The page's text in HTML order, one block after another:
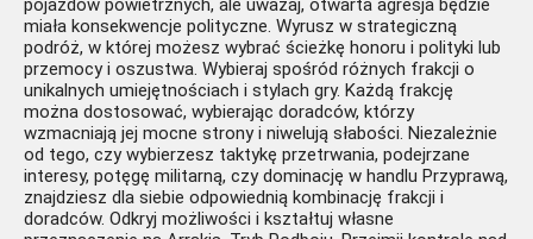
pojazdów powietrznych, ale uważaj, otwarta agresja będzie
miała konsekwencje polityczne. Wyrusz w strategiczną
podróż, w której możesz wybrać ścieżkę honoru i polityki lub
przemocy i oszustwa. Wybieraj spośród różnych frakcji o
unikalnych umiejętnościach i stylach gry. Każdą frakcję
można dostosować, wybierając doradców, którzy
wzmacniają jej mocne strony i niwelują słabości. Niezależnie
od tego, czy wybierzesz taktykę przetrwania, podejrzane
interesy, potęgę militarną, czy dominację w handlu Przyprawą,
znajdziesz dla siebie odpowiednią kombinację frakcji i
doradców. Odkryj możliwości i kształtuj własne